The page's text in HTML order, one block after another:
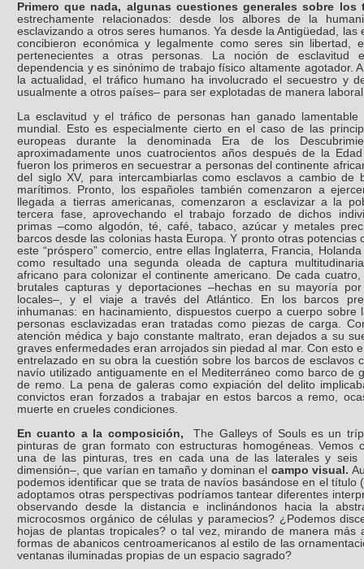
Primero que nada, algunas cuestiones generales sobre
estrechamente relacionados: desde los albores de la
esclavizando a otros seres humanos. Ya desde la Antigüedad, las
concibieron económica y legalmente como seres sin libertad,
pertenecientes a otras personas. La noción de esclavitud
dependencia y es sinónimo de trabajo físico altamente agotador.
la actualidad, el tráfico humano ha involucrado el secuestro y
usualmente a otros países– para ser explotadas de manera
La esclavitud y el tráfico de personas han ganado
mundial. Esto es especialmente cierto en el caso de las
europeas durante la denominada Era de los
aproximadamente unos cuatrocientos años después de la
fueron los primeros en secuestrar a personas del continente
del siglo XV, para intercambiarlas como esclavos a cambio de
marítimos. Pronto, los españoles también comenzaron a
llegada a tierras americanas, comenzaron a esclavizar a la
tercera fase, aprovechando el trabajo forzado de dichos
primas –como algodón, té, café, tabaco, azúcar y metales
barcos desde las colonias hasta Europa. Y pronto otras potencias
este “próspero” comercio, entre ellas Inglaterra, Francia,
como resultado una segunda oleada de captura
africano para colonizar el continente americano. De cada
brutales capturas y deportaciones –hechas en su mayoría
locales–, y el viaje a través del Atlántico. En los barcos
inhumanas: en hacinamiento, dispuestos cuerpo a cuerpo
personas esclavizadas eran tratadas como piezas de carga.
atención médica y bajo constante maltrato, eran dejados a su
graves enfermedades eran arrojados sin piedad al mar. Con esto
entrelazado en su obra la cuestión sobre los barcos de esclavos
navío utilizado antiguamente en el Mediterráneo como barco de
de remo. La pena de galeras como expiación del delito
convictos eran forzados a trabajar en estos barcos a remo,
muerte en crueles condiciones.
En cuanto a la composición,The Galleys of Souls es un
pinturas de gran formato con estructuras homogéneas. Vemos
una de las pinturas, tres en cada una de las laterales y seis
dimensión–, que varían en tamaño y dominan el campo visual.
podemos identificar que se trata de navíos basándose en el título
adoptamos otras perspectivas podríamos tantear diferentes
observando desde la distancia e inclinándonos hacia la
microcosmos orgánico de células y paramecios? ¿Podemos
hojas de plantas tropicales? o tal vez, mirando de manera más
formas de abanicos centroamericanos al estilo de las
ventanas iluminadas propias de un espacio sagrado?